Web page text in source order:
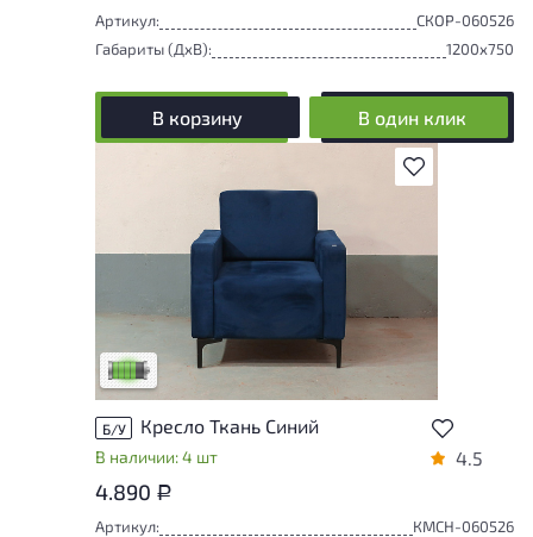
Артикул:
СКОР-060526
Габариты (ДxВ):
1200x750
В корзину В один клик
В избранное
У товара присутствуют незначительные
следы эксплуатации, не влияющие на
удобство его использования
Низкая степень износа
Б/У Кресло Ткань Синий
В наличии: 4 шт 4.5
4.890 Р
Артикул:
КМСН-060526